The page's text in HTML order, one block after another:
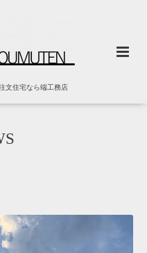
文住宅なら端工務店